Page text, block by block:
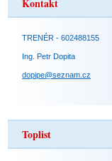
TRENÉR - 602488155
Ing. Petr Dopita
dopipe@seznam.cz
Toplist